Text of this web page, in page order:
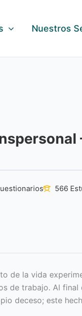
Nuestros
566
de la vida
de trabajo. Al
deceso; este